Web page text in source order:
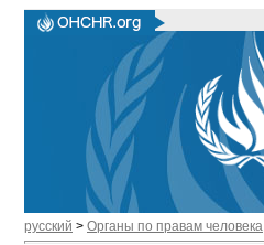
русский > Органы по правам человека